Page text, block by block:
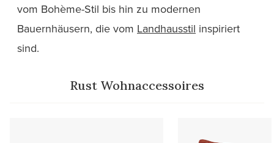
vom Bohème-Stil bis hin zu modernen
Bauernhäusern, die vom Landhausstil inspiriert
sind.
Rust Wohnaccessoires